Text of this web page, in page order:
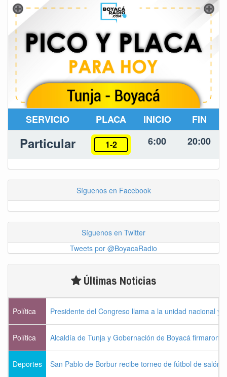
SERVICIO PLACA INICIO FIN
Particular 1-2 6:00 20:00
Síguenos en Facebook
Síguenos en Twitter
Tweets por @BoyacaRadio
Últimas Noticias
Política Presidente del Congreso llama a la unidad nacional y
Política Alcaldía de Tunja y Gobernación de Boyacá firmaron
Deportes San Pablo de Borbur recibe torneo de fútbol de salón